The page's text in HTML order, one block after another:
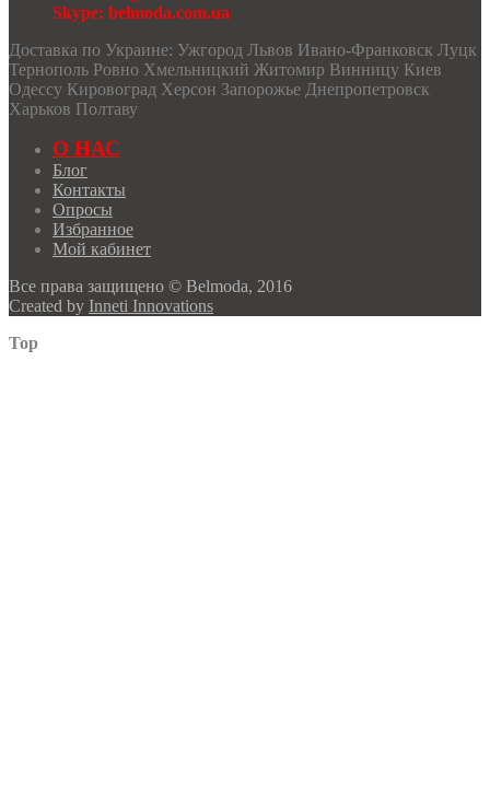
Skype: belmoda.com.ua
Доставка по Украине: Ужгород Львов Ивано-Франковск Луцк
Тернополь Ровно Хмельницкий Житомир Винницу Киев
Одессу Кировоград Херсон Запорожье Днепропетровск
Харьков Полтаву
О НАС
Блог
Контакты
Опросы
Избранное
Мой кабинет
Все права защищено © Belmoda, 2016
Created by Inneti Innovations
Top